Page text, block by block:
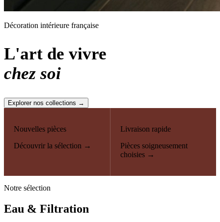
Décoration intérieure française
L'art de vivre
chez soi
Explorer nos collections →
Nouvelles pièces
Découvrir la sélection →
Livraison rapide
Pièces soigneusement
choisies →
Notre sélection
Eau & Filtration